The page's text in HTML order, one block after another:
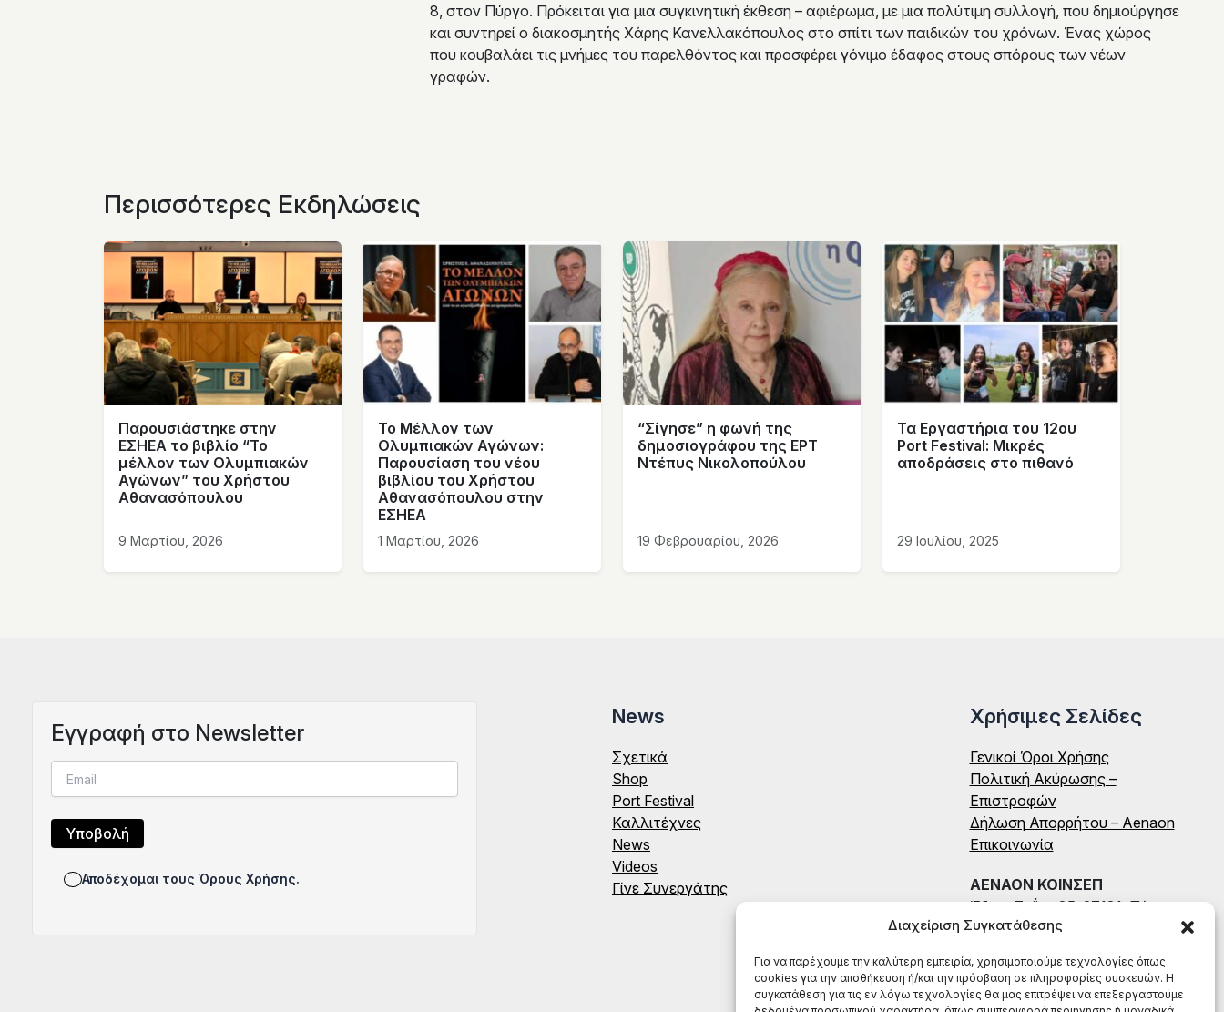
Διαχείριση Συγκατάθεσης
Για να παρέχουμε την καλύτερη εμπειρία, χρησιμοποιούμε τεχνολογίες όπως
cookies για την αποθήκευση ή/και την πρόσβαση σε πληροφορίες συσκευών. Η
συγκατάθεση για τις εν λόγω τεχνολογίες θα μας επιτρέψει να επεξεργαστούμε
8, στον Πύργο. Πρόκειται για μια συγκινητική έκθεση – αφιέρωμα, με μια πολύτιμη συλλογή, που δημιούργησε
και συντηρεί ο διακοσμητής Χάρης Κανελλακόπουλος στο σπίτι των παιδικών του χρόνων. Ένας χώρος
που κουβαλάει τις μνήμες του παρελθόντος και προσφέρει γόνιμο έδαφος στους σπόρους των νέων
γραφών.
Περισσότερες Εκδηλώσεις
Παρουσιάστηκε στην
ΕΣΗΕΑ το βιβλίο “Το
μέλλον των Ολυμπιακών
Αγώνων” του Χρήστου
Αθανασόπουλου
9 Μαρτίου, 2026
Το Μέλλον των
Ολυμπιακών Αγώνων:
Παρουσίαση του νέου
βιβλίου του Χρήστου
Αθανασόπουλου στην
ΕΣΗΕΑ
1 Μαρτίου, 2026
“Σίγησε” η φωνή της
δημοσιογράφου της ΕΡΤ
Ντέπυς Νικολοπούλου
19 Φεβρουαρίου, 2026
Τα Εργαστήρια του 12ου
Port Festival: Μικρές
αποδράσεις στο πιθανό
29 Ιουλίου, 2025
Eγγραφή στο Newsletter
Αποδέχομαι τους Όρους Χρήσης.
News
Σχετικά
Shop
Port Festival
Καλλιτέχνες
News
Videos
Γίνε Συνεργάτης
Χρήσιμες Σελίδες
Γενικοί Όροι Χρήσης
Πολιτική Ακύρωσης –
Επιστροφών
Δήλωση Απορρήτου – Aenaon
Επικοινωνία
ΑΕΝΑΟΝ ΚΟΙΝΣΕΠ
Έδρα: Ζαΐμη 35, 27131, Πύργος
Ηλείας
ΤΗΛ: (+30) 698 199 8604